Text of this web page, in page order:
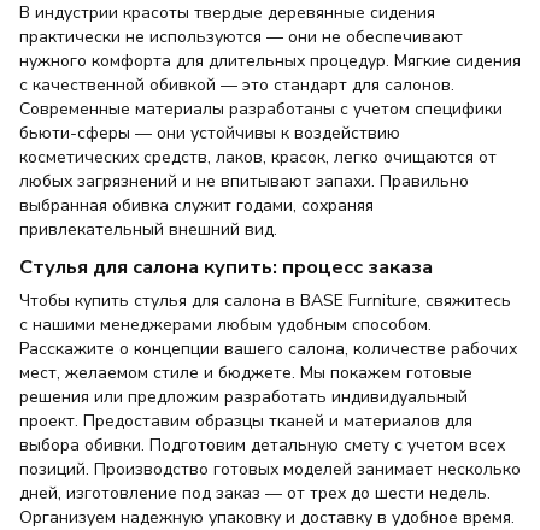
В индустрии красоты твердые деревянные сидения
практически не используются — они не обеспечивают
нужного комфорта для длительных процедур. Мягкие сидения
с качественной обивкой — это стандарт для салонов.
Современные материалы разработаны с учетом специфики
бьюти-сферы — они устойчивы к воздействию
косметических средств, лаков, красок, легко очищаются от
любых загрязнений и не впитывают запахи. Правильно
выбранная обивка служит годами, сохраняя
привлекательный внешний вид.
Стулья для салона купить: процесс заказа
Чтобы купить стулья для салона в BASE Furniture, свяжитесь
с нашими менеджерами любым удобным способом.
Расскажите о концепции вашего салона, количестве рабочих
мест, желаемом стиле и бюджете. Мы покажем готовые
решения или предложим разработать индивидуальный
проект. Предоставим образцы тканей и материалов для
выбора обивки. Подготовим детальную смету с учетом всех
позиций. Производство готовых моделей занимает несколько
дней, изготовление под заказ — от трех до шести недель.
Организуем надежную упаковку и доставку в удобное время.